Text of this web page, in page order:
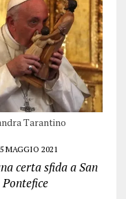
Tarantino
MAGGIO 2021
certa sfida a San